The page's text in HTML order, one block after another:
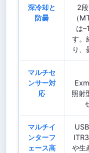
深冷却と
防曇
2
（
は
す。
り、
マルチセ
ンサー対
応
照射
マルチイ
ンターフ
ェース高
や生